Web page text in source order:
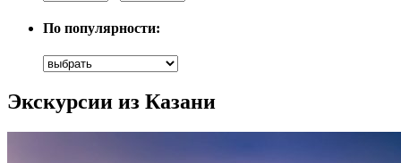
По популярности:
Экскурсии из Казани